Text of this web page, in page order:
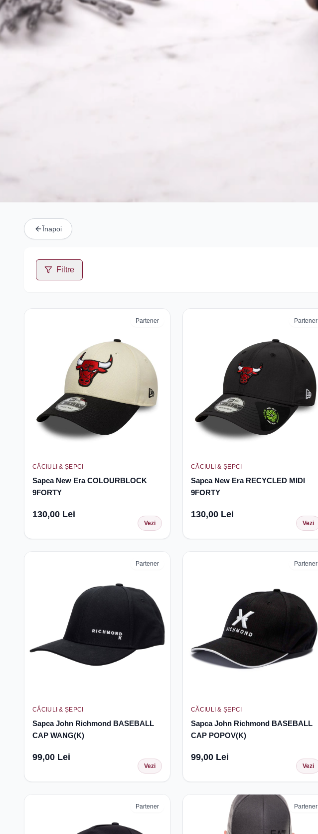
Înapoi
Filtre
Partener
CĂCIULI & ȘEPCI
Sapca New Era COLOURBLOCK
9FORTY
130,00 Lei
Vezi
Partener
CĂCIULI & ȘEPCI
Sapca New Era RECYCLED MIDI
9FORTY
130,00 Lei
Vezi
Partener
CĂCIULI & ȘEPCI
Sapca John Richmond BASEBALL
CAP WANG(K)
99,00 Lei
Vezi
Partener
CĂCIULI & ȘEPCI
Sapca John Richmond BASEBALL
CAP POPOV(K)
99,00 Lei
Vezi
Partener Partener